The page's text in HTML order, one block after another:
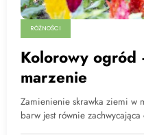
RÓŻNOŚCI
Kolorowy ogród
marzenie
Zamienienie skrawka ziemi w
barw jest równie